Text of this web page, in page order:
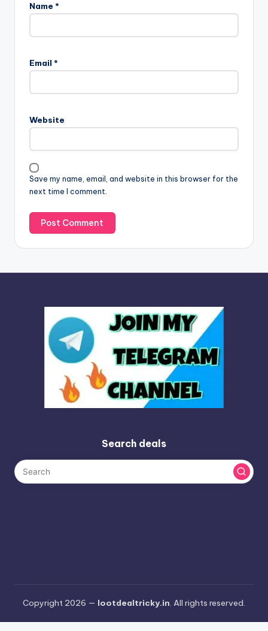
Name *
Email *
Website
Save my name, email, and website in this browser for the
next time I comment.
l
t
a
i
v
e
:
Search deals
Copyright 2026 — lootdealtricky.in. All rights reserved.